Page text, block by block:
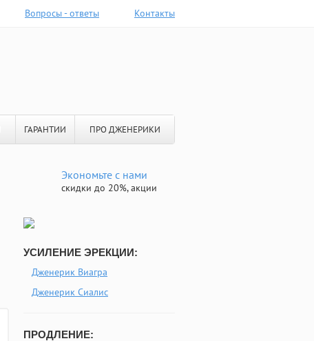
Вопросы - ответы Контакты
ГАРАНТИИ ПРО ДЖЕНЕРИКИ
Экономьте с нами
скидки до 20%, акции
УСИЛЕНИЕ ЭРЕКЦИИ:
Дженерик Виагра
Дженерик Сиалис
ПРОДЛЕНИЕ: